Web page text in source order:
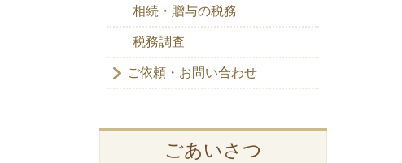
相続・贈与の税務
税務調査
ご依頼・お問い合わせ
ごあいさつ